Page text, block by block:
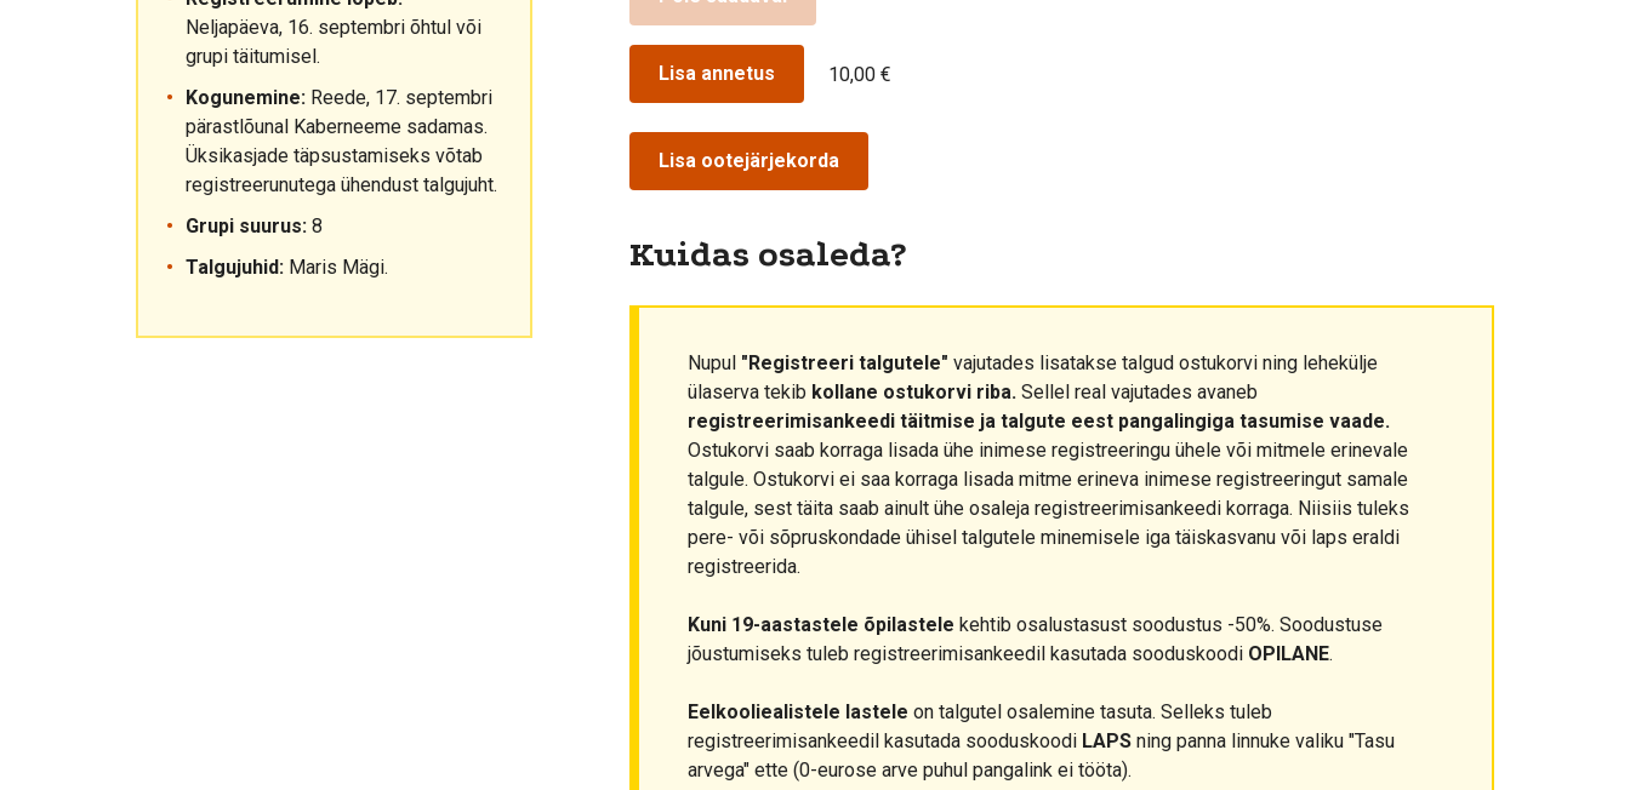
Neljapäeva, 16. septembri õhtul või
grupi täitumisel.
Kogunemine: Reede, 17. septembri
pärastlõunal Kaberneeme sadamas.
Üksikasjade täpsustamiseks võtab
registreerunutega ühendust talgujuht.
Grupi suurus: 8
Talgujuhid: Maris Mägi.
Lisa annetus 10,00 €
Lisa ootejärjekorda
Kuidas osaleda?
Nupul "Registreeri talgutele" vajutades lisatakse talgud ostukorvi ning lehekülje
ülaserva tekib kollane ostukorvi riba. Sellel real vajutades avaneb
registreerimisankeedi täitmise ja talgute eest pangalingiga tasumise vaade.
Ostukorvi saab korraga lisada ühe inimese registreeringu ühele või mitmele erinevale
talgule. Ostukorvi ei saa korraga lisada mitme erineva inimese registreeringut samale
talgule, sest täita saab ainult ühe osaleja registreerimisankeedi korraga. Niisiis tuleks
pere- või sõpruskondade ühisel talgutele minemisele iga täiskasvanu või laps eraldi
registreerida.
Kuni 19-aastastele õpilastele kehtib osalustasust soodustus -50%. Soodustuse
jõustumiseks tuleb registreerimisankeedil kasutada sooduskoodi OPILANE.
Eelkooliealistele lastele on talgutel osalemine tasuta. Selleks tuleb
registreerimisankeedil kasutada sooduskoodi LAPS ning panna linnuke valiku "Tasu
arvega" ette (0-eurose arve puhul pangalink ei tööta).